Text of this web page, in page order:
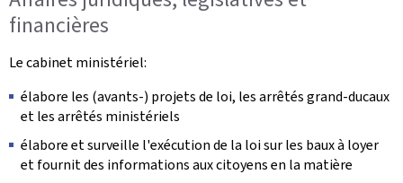
financières
Le cabinet ministériel:
élabore les (avants-) projets de loi, les arrêtés grand-ducaux
et les arrêtés ministériels
élabore et surveille l'exécution de la loi sur les baux à loyer
et fournit des informations aux citoyens en la matière